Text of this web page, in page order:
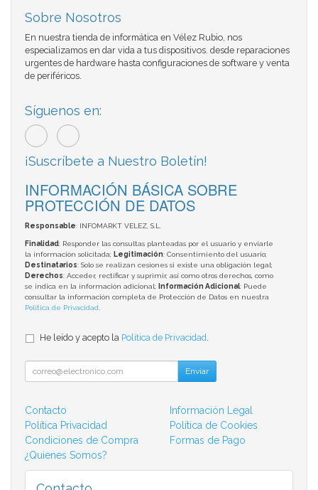
Sobre Nosotros
En nuestra tienda de informática en Vélez Rubio, nos
especializamos en dar vida a tus dispositivos. desde reparaciones
urgentes de hardware hasta configuraciones de software y venta
de periféricos.
Síguenos en:
¡Suscríbete a Nuestro Boletín!
INFORMACIÓN BÁSICA SOBRE
PROTECCIÓN DE DATOS
Responsable: INFOMARKT VELEZ, S.L.
Finalidad: Responder las consultas planteadas por el usuario y enviarle
la información solicitada; Legitimación: Consentimiento del usuario;
Destinatarios: Solo se realizan cesiones si existe una obligación legal;
Derechos: Acceder, rectificar y suprimir, así como otros derechos, como
se indica en la información adicional;
Información Adicional: Puede
consultar la información completa de Protección de Datos en nuestra
Política de Privacidad
He leído y acepto la Política de Privacidad
Enviar
Contacto
Información Legal
Política Privacidad
Política de Cookies
Condiciones de Compra
Formas de Pago
¿Quienes Somos?